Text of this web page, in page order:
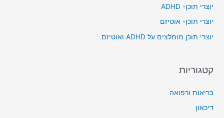
o
r
:
יוצרי תוכן- ADHD
יוצרי תוכן- אוטיזם
יוצרי תוכן מומלצים על ADHD ואוטיזם
קטגוריות
בריאות ורפואה
דיכאון